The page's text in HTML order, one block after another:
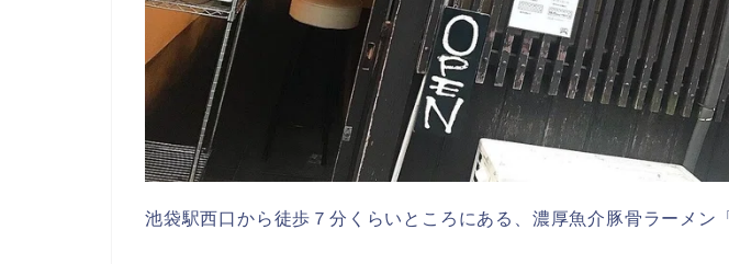
池袋駅西口から徒歩７分くらいところにある、濃厚魚介豚骨ラーメン「